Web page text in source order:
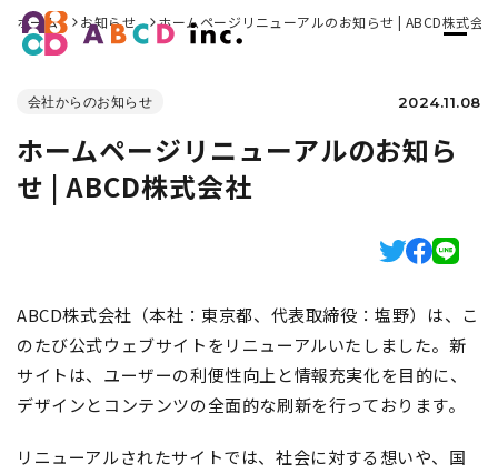
ホーム お知らせ ホームページリニューアルのお知らせ | ABCD株式会社
会社からのお知らせ 2024.11.08
ホームページリニューアルのお知ら
せ | ABCD株式会社
ABCD株式会社（本社：東京都、代表取締役：塩野）は、こ
のたび公式ウェブサイトをリニューアルいたしました。新
サイトは、ユーザーの利便性向上と情報充実化を目的に、
デザインとコンテンツの全面的な刷新を行っております。
リニューアルされたサイトでは、社会に対する想いや、国